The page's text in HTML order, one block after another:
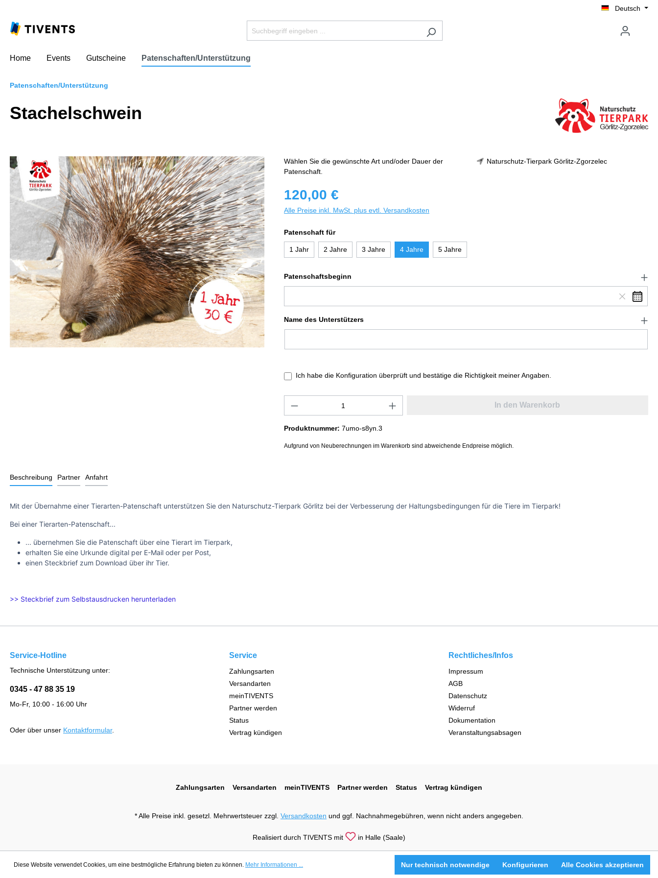
Deutsch
Home Events Gutscheine Patenschaften/Unterstützung
Patenschaften/Unterstützung
Stachelschwein
Wählen Sie die gewünschte Art und/oder Dauer der
Patenschaft.
Naturschutz-Tierpark Görlitz-Zgorzelec
120,00 €
Alle Preise inkl. MwSt. plus evtl. Versandkosten
Patenschaft für
1 Jahr 2 Jahre 3 Jahre 4 Jahre 5 Jahre
Patenschaftsbeginn
Name des Unterstützers
Ich habe die Konfiguration überprüft und bestätige die Richtigkeit meiner Angaben.
In den Warenkorb
Produktnummer: 7umo-s8yn.3
Aufgrund von Neuberechnungen im Warenkorb sind abweichende Endpreise möglich.
Beschreibung Partner Anfahrt
Mit der Übernahme einer Tierarten-Patenschaft unterstützen Sie den Naturschutz-Tierpark Görlitz bei der Verbesserung der Haltungsbedingungen für die Tiere im Tierpark!
Bei einer Tierarten-Patenschaft...
... übernehmen Sie die Patenschaft über eine Tierart im Tierpark,
erhalten Sie eine Urkunde digital per E-Mail oder per Post,
einen Steckbrief zum Download über ihr Tier.
>> Steckbrief zum Selbstausdrucken herunterladen
Service-Hotline
Technische Unterstützung unter:
0345 - 47 88 35 19
Mo-Fr, 10:00 - 16:00 Uhr
Oder über unser Kontaktformular.
Service
Zahlungsarten
Versandarten
meinTIVENTS
Partner werden
Status
Vertrag kündigen
Rechtliches/Infos
Impressum
AGB
Datenschutz
Widerruf
Dokumentation
Veranstaltungsabsagen
Zahlungsarten Versandarten meinTIVENTS Partner werden Status Vertrag kündigen
* Alle Preise inkl. gesetzl. Mehrwertsteuer zzgl. Versandkosten und ggf. Nachnahmegebühren, wenn nicht anders angegeben.
Realisiert durch TIVENTS mit in Halle (Saale)
Diese Website verwendet Cookies, um eine bestmögliche Erfahrung bieten zu können. Mehr Informationen ... Nur technisch notwendige Konfigurieren Alle Cookies akzeptieren